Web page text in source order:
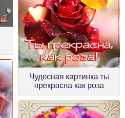
Чудесная картинка ты
прекрасна как роза